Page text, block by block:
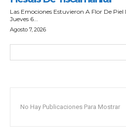
Las Emociones Estuvieron A Flor De
Jueves 6...
Agosto 7, 2026
No Hay Publicaciones Para Mostrar